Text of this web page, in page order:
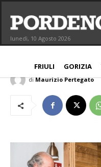
lunedì, 10 Agosto 2026
FRIULI GORIZIA
Premio CA
chef Ilija Pejic
NORD EST
di Maurizio Pertegato